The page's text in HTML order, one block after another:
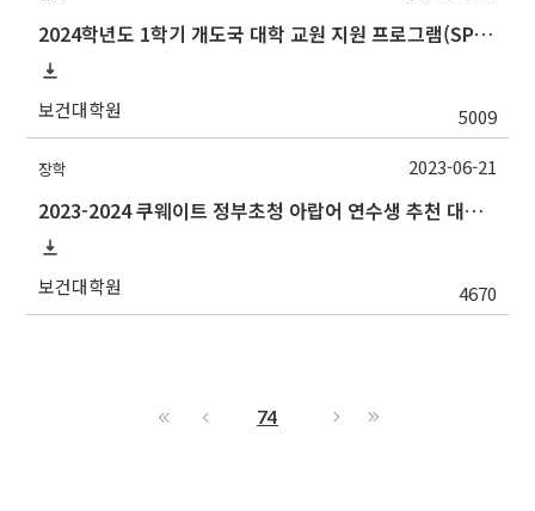
2024학년도 1학기 개도국 대학 교원 지원 프로그램(SPF)장학생 선발 안내
보건대학원 5009
장학
2023-2024 쿠웨이트 정부초청 아랍어 연수생 추천 대상자 선발 안내
보건대학원 4670
2023-06-21
74